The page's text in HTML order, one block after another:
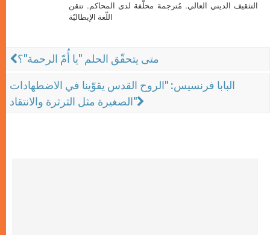
التثقيف الديني العالي. مُترجمة محلَّفة لدى المحاكم. تتقن
اللّغة الإيطاليّة
متى يتحقّق الحلم "يا أُمّ الرحمة"؟
البابا فرنسيس: "الروح القدس يقوّينا في الاضطهادات
الصغيرة مثل الثرثرة والانتقاد"